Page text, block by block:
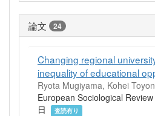
論文 24
Changing regional
inequality of educational
Ryota Mugiyama, Kohei
European Sociological
日
査読有り